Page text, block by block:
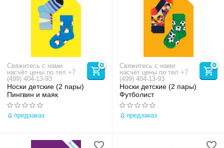
Свяжитесь с нами
насчёт цены по тел +7
(499) 404-13-93
Носки детские (2 пары)
Пингвин и маяк
предзаказ
Свяжитесь с нами
насчёт цены по тел +7
(499) 404-13-93
Носки детские (2 пары)
Футболист
предзаказ